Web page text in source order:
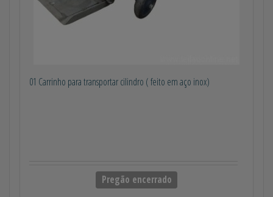
01 Carrinho para transportar cilindro ( feito em aço inox)
Pregão encerrado